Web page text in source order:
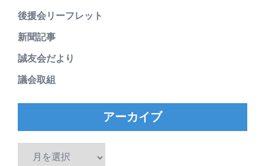
後援会リーフレット
新聞記事
誠友会だより
議会取組
アーカイブ